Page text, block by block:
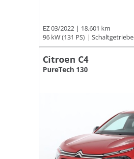
EZ 03/2022
18.601 km
96 kW (131 PS)
Schaltgetriebe
Citroen C4
PureTech 130